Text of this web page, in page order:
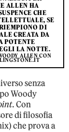
ALLEN HA
CHE
SE
DI
CREATA DA
POTENTE
LA NOTTE.
ALLEN CON
senza
Woody
. Con
di filosofia
che prova a